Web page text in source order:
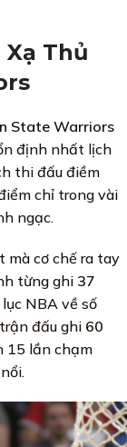
Xạ Thủ
State Warriors
định nhất lịch
thi đấu điềm
chỉ trong vài
ngạc.
mà cơ chế ra tay
từng ghi 37
NBA về số
đấu ghi 60
15 lần chạm